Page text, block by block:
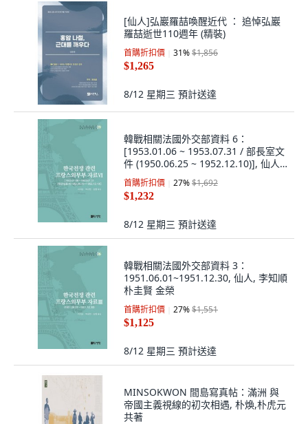
[仙人]弘巖羅喆喚醒近代 ： 追悼弘巖
羅喆逝世110週年 (精裝)
首購折扣價 31%$1,856
$1,265
8/12 星期三 預計送達
韓戰相關法國外交部資料 6：
[1953.01.06 ~ 1953.07.31 / 部長室文
件 (1950.06.25 ~ 1952.12.10)], 仙人,
李知順 朴圭賢 金英
首購折扣價 27%$1,692
$1,232
8/12 星期三 預計送達
韓戰相關法國外交部資料 3：
1951.06.01~1951.12.30, 仙人, 李知順
朴圭賢 金榮
首購折扣價 27%$1,551
$1,125
8/12 星期三 預計送達
MINSOKWON 間島寫真帖：滿洲 與
帝國主義視線的初次相遇, 朴煥,朴虎元
共著